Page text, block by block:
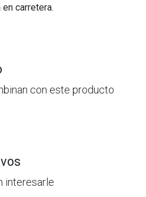
carretera.
con este producto
interesarle